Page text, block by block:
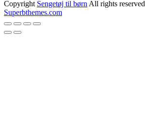
Copyright Sengetøj til børn All rights reserved
Superbthemes.com